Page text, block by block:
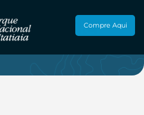
Compre Aqui
trailer